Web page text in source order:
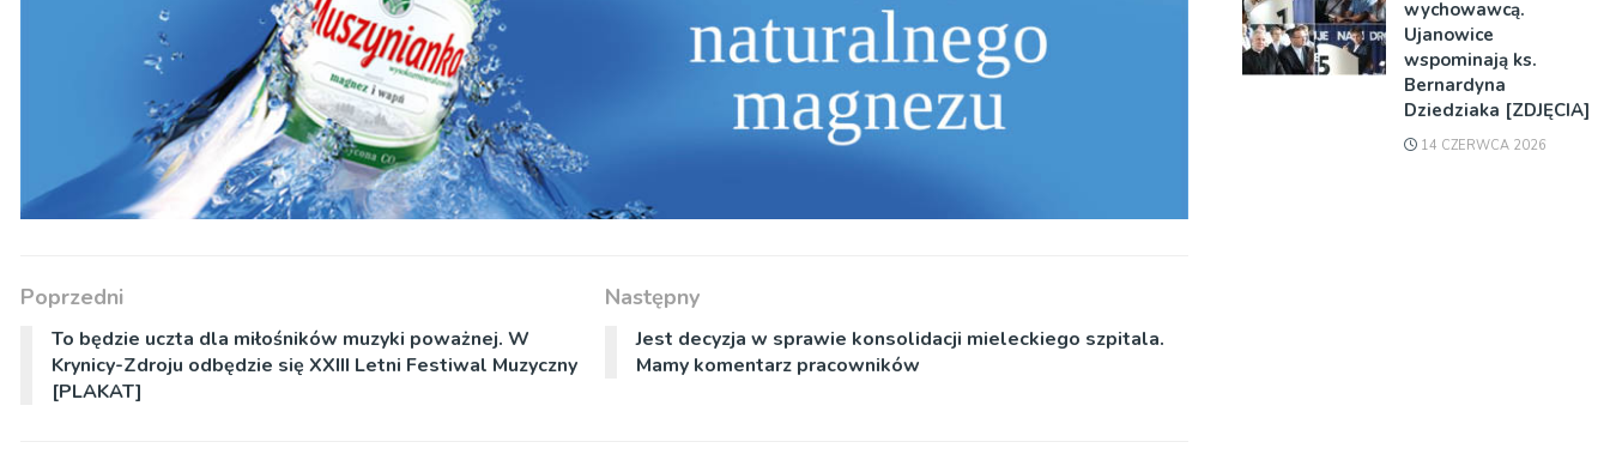
Poprzedni
To będzie uczta dla miłośników muzyki poważnej. W
Krynicy-Zdroju odbędzie się XXIII Letni Festiwal Muzyczny
[PLAKAT]
Następny
Jest decyzja w sprawie konsolidacji mieleckiego szpitala.
Mamy komentarz pracowników
wychowawcą.
Ujanowice
wspominają ks.
Bernardyna
Dziedziaka [ZDJĘCIA]
14 CZERWCA 2026